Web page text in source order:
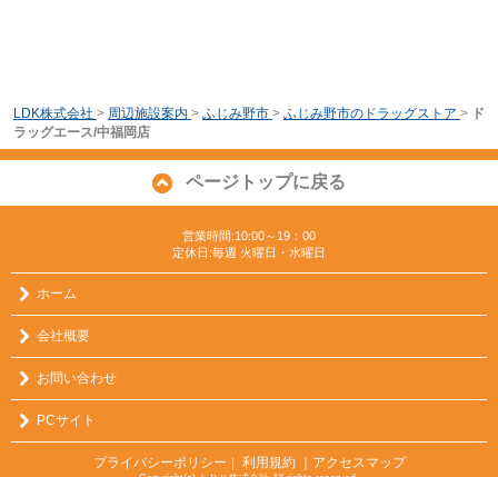
LDK株式会社 > 周辺施設案内 > ふじみ野市 > ふじみ野市のドラッグストア > ド
ラッグエース/中福岡店
ページトップに戻る
営業時間:10:00～19：00
定休日:毎週 火曜日・水曜日
ホーム
会社概要
お問い合わせ
PCサイト
プライバシーポリシー ｜ 利用規約 ｜アクセスマップ